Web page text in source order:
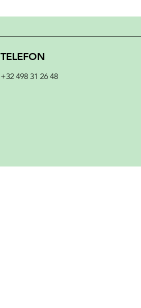
TELEFON
+32 498 31 26 48